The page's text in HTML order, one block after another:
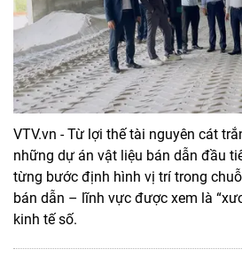
VTV.vn - Từ lợi thế tài nguyên cát
những dự án vật liệu bán dẫn đầu
từng bước định hình vị trí trong
bán dẫn – lĩnh vực được xem là
kinh tế số.